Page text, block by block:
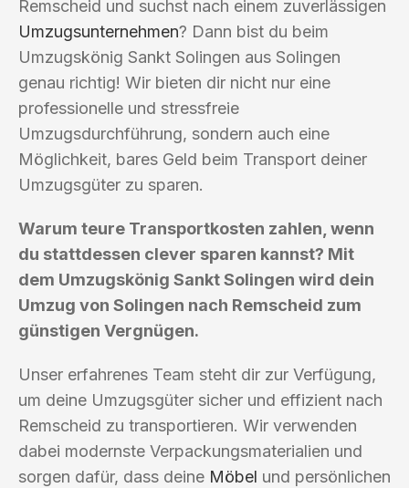
Remscheid und suchst nach einem zuverlässigen
Umzugsunternehmen? Dann bist du beim
Umzugskönig Sankt Solingen aus Solingen
genau richtig! Wir bieten dir nicht nur eine
professionelle und stressfreie
Umzugsdurchführung, sondern auch eine
Möglichkeit, bares Geld beim Transport deiner
Umzugsgüter zu sparen.
Warum teure Transportkosten zahlen, wenn
du stattdessen clever sparen kannst? Mit
dem Umzugskönig Sankt Solingen wird dein
Umzug von Solingen nach Remscheid zum
günstigen Vergnügen.
Unser erfahrenes Team steht dir zur Verfügung,
um deine Umzugsgüter sicher und effizient nach
Remscheid zu transportieren. Wir verwenden
dabei modernste Verpackungsmaterialien und
sorgen dafür, dass deine Möbel und persönlichen